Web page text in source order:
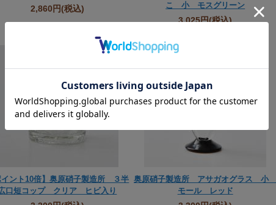
2,860円(税込)
こ 小 モスグリーン
3,025円(税込)
イント10倍】奥原硝子製造所 ３半
口短コップ クリア ヒビ入り
奥原硝子製造所 アサガオグラス 小
モール レッド